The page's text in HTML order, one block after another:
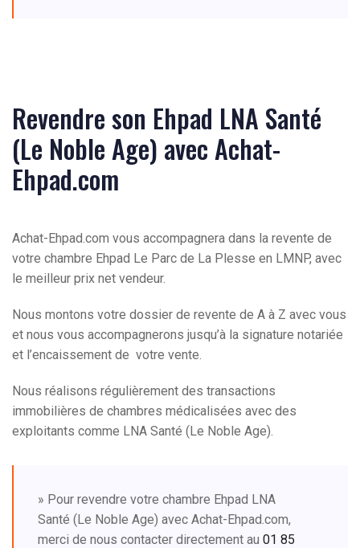
Revendre son Ehpad LNA Santé
(Le Noble Age) avec Achat-
Ehpad.com
Achat-Ehpad.com vous accompagnera dans la revente de
votre chambre Ehpad Le Parc de La Plesse en LMNP, avec
le meilleur prix net vendeur.
Nous montons votre dossier de revente de A à Z avec vous
et nous vous accompagnerons jusqu’à la signature notariée
et l’encaissement de votre vente.
Nous réalisons régulièrement des transactions
immobilières de chambres médicalisées avec des
exploitants comme LNA Santé (Le Noble Age).
» Pour revendre votre chambre Ehpad LNA
Santé (Le Noble Age) avec Achat-Ehpad.com,
merci de nous contacter directement au 01 85